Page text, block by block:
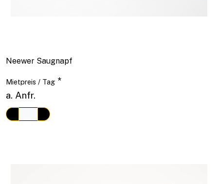
Neewer Saugnapf
Mietpreis / Tag *
a. Anfr.